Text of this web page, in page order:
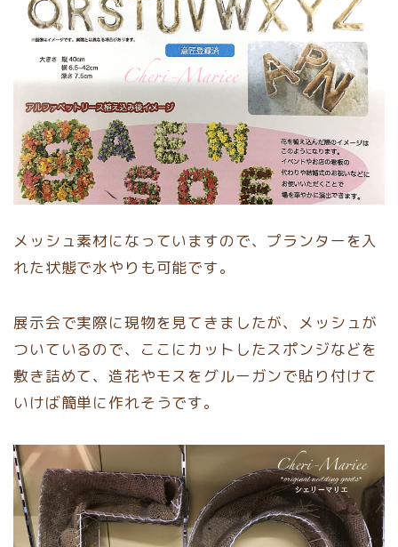
メッシュ素材になっていますので、プランターを入
れた状態で水やりも可能です。
展示会で実際に現物を見てきましたが、メッシュが
ついているので、ここにカットしたスポンジなどを
敷き詰めて、造花やモスをグルーガンで貼り付けて
いけば簡単に作れそうです。